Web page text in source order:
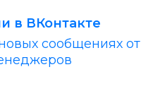
в ВКонтакте
сообщениях от